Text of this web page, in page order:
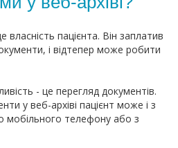
власність пацієнта. Він заплатив
і відтепер може робити
- це перегляд документів.
у веб-архіві пацієнт може і з
мобільного телефону або з